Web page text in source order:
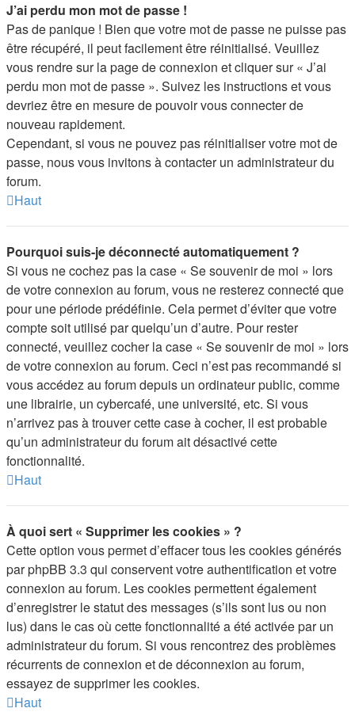
J’ai perdu mon mot de passe !
Pas de panique ! Bien que votre mot de passe ne puisse pas
être récupéré, il peut facilement être réinitialisé. Veuillez
vous rendre sur la page de connexion et cliquer sur « J’ai
perdu mon mot de passe ». Suivez les instructions et vous
devriez être en mesure de pouvoir vous connecter de
nouveau rapidement.
Cependant, si vous ne pouvez pas réinitialiser votre mot de
passe, nous vous invitons à contacter un administrateur du
forum.
Haut
Pourquoi suis-je déconnecté automatiquement ?
Si vous ne cochez pas la case « Se souvenir de moi » lors
de votre connexion au forum, vous ne resterez connecté que
pour une période prédéfinie. Cela permet d’éviter que votre
compte soit utilisé par quelqu’un d’autre. Pour rester
connecté, veuillez cocher la case « Se souvenir de moi » lors
de votre connexion au forum. Ceci n’est pas recommandé si
vous accédez au forum depuis un ordinateur public, comme
une librairie, un cybercafé, une université, etc. Si vous
n’arrivez pas à trouver cette case à cocher, il est probable
qu’un administrateur du forum ait désactivé cette
fonctionnalité.
Haut
À quoi sert « Supprimer les cookies » ?
Cette option vous permet d’effacer tous les cookies générés
par phpBB 3.3 qui conservent votre authentification et votre
connexion au forum. Les cookies permettent également
d’enregistrer le statut des messages (s’ils sont lus ou non
lus) dans le cas où cette fonctionnalité a été activée par un
administrateur du forum. Si vous rencontrez des problèmes
récurrents de connexion et de déconnexion au forum,
essayez de supprimer les cookies.
Haut